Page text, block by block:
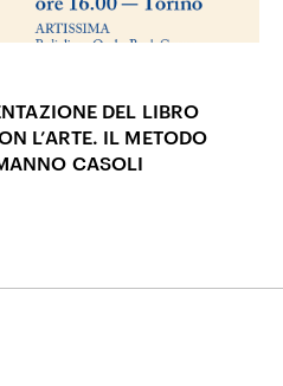
DEL LIBRO
L’ARTE. IL METODO
CASOLI